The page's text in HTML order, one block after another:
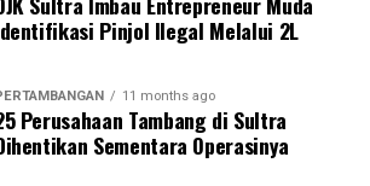
dan bukan budidaya minapadi.
Pinjol Ilegal Melalui 2L
11 months ago
Perusahaan Tambang di Sultra
Sementara Operasinya